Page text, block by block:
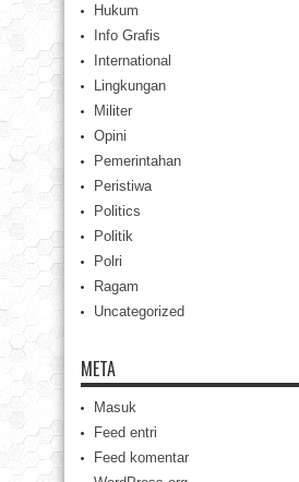
Hukum
Info Grafis
International
Lingkungan
Militer
Opini
Pemerintahan
Peristiwa
Politics
Politik
Polri
Ragam
Uncategorized
META
Masuk
Feed entri
Feed komentar